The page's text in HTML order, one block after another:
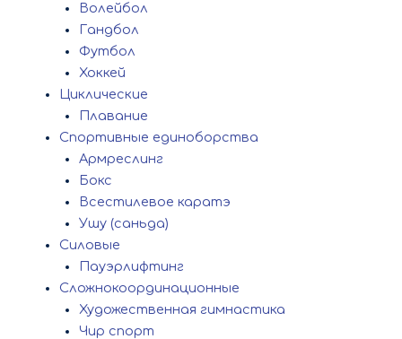
Волейбол
Гандбол
Футбол
Хоккей
Циклические
Плавание
Спортивные единоборства
Армреслинг
Бокс
Всестилевое каратэ
Ушу (саньда)
Силовые
Пауэрлифтинг
Сложнокоординационные
Художественная гимнастика
Чир спорт